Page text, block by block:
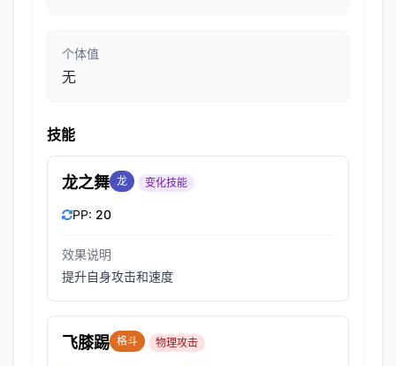
个体值
无
技能
龙之舞 龙 变化技能
PP: 20
效果说明
提升自身攻击和速度
飞膝踢 格斗 物理攻击